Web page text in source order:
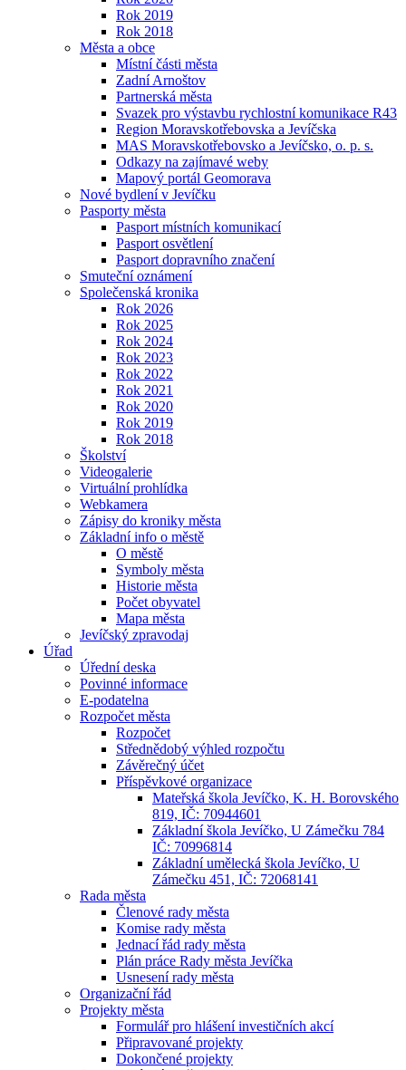
Rok 2019
Rok 2018
Města a obce
Místní části města
Zadní Arnoštov
Partnerská města
Svazek pro výstavbu rychlostní komunikace R43
Region Moravskotřebovska a Jevíčska
MAS Moravskotřebovsko a Jevíčsko, o. p. s.
Odkazy na zajímavé weby
Mapový portál Geomorava
Nové bydlení v Jevíčku
Pasporty města
Pasport místních komunikací
Pasport osvětlení
Pasport dopravního značení
Smuteční oznámení
Společenská kronika
Rok 2026
Rok 2025
Rok 2024
Rok 2023
Rok 2022
Rok 2021
Rok 2020
Rok 2019
Rok 2018
Školství
Videogalerie
Virtuální prohlídka
Webkamera
Zápisy do kroniky města
Základní info o městě
O městě
Symboly města
Historie města
Počet obyvatel
Mapa města
Jevíčský zpravodaj
Úřad
Úřední deska
Povinné informace
E-podatelna
Rozpočet města
Rozpočet
Střednědobý výhled rozpočtu
Závěrečný účet
Příspěvkové organizace
Mateřská škola Jevíčko, K. H. Borovského
819, IČ: 70944601
Základní škola Jevíčko, U Zámečku 784
IČ: 70996814
Základní umělecká škola Jevíčko, U
Zámečku 451, IČ: 72068141
Rada města
Členové rady města
Komise rady města
Jednací řád rady města
Plán práce Rady města Jevíčka
Usnesení rady města
Organizační řád
Projekty města
Formulář pro hlášení investičních akcí
Připravované projekty
Dokončené projekty